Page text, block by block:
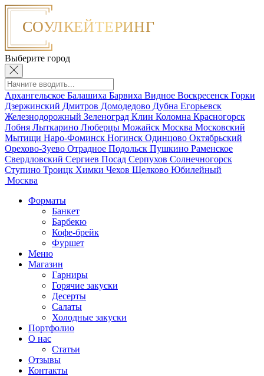
Выберите город
Архангельское Балашиха Барвиха Видное Воскресенск Горки
Дзержинский Дмитров Домодедово Дубна Егорьевск
Железнодорожный Зеленоград Клин Коломна Красногорск
Лобня Лыткарино Люберцы Можайск Москва Московский
Мытищи Наро-Фоминск Ногинск Одинцово Октябрьский
Орехово-Зуево Отрадное Подольск Пушкино Раменское
Свердловский Сергиев Посад Серпухов Солнечногорск
Ступино Троицк Химки Чехов Щелково Юбилейный
Москва
Форматы
Банкет
Барбекю
Кофе-брейк
Фуршет
Меню
Магазин
Гарниры
Горячие закуски
Десерты
Салаты
Холодные закуски
Портфолио
О нас
Статьи
Отзывы
Контакты